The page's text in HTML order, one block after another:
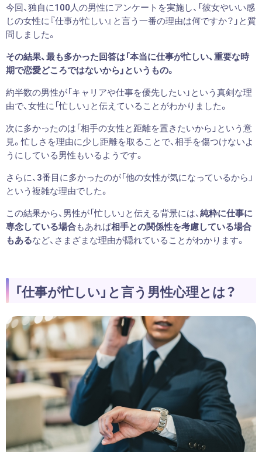
今回、独自に100人の男性にアンケートを実施し、「彼女やいい感
じの女性に『仕事が忙しい』と言う一番の理由は何ですか？」と質
問しました。
その結果、最も多かった回答は「本当に仕事が忙しい、重要な時
期で恋愛どころではないから」というもの。
約半数の男性が「キャリアや仕事を優先したい」という真剣な理
由で、女性に「忙しい」と伝えていることがわかりました。
次に多かったのは「相手の女性と距離を置きたいから」という意
見。忙しさを理由に少し距離を取ることで、相手を傷つけないよ
うにしている男性もいるようです。
さらに、3番目に多かったのが「他の女性が気になっているから」
という複雑な理由でした。
この結果から、男性が「忙しい」と伝える背景には、純粋に仕事に
専念している場合もあれば相手との関係性を考慮している場合
もあるなど、さまざまな理由が隠れていることがわかります。
「仕事が忙しい」と言う男性心理とは？